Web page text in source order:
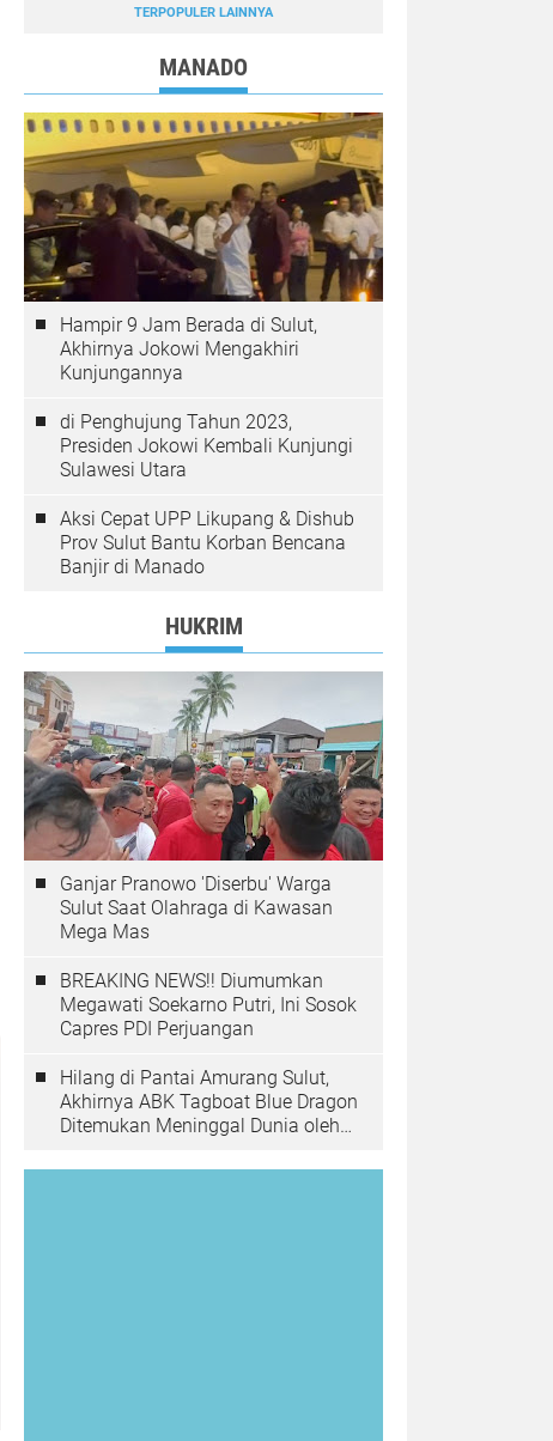
TERPOPULER LAINNYA
MANADO
Hampir 9 Jam Berada di Sulut,
Akhirnya Jokowi Mengakhiri
Kunjungannya
di Penghujung Tahun 2023,
Presiden Jokowi Kembali Kunjungi
Sulawesi Utara
Aksi Cepat UPP Likupang & Dishub
Prov Sulut Bantu Korban Bencana
Banjir di Manado
HUKRIM
Ganjar Pranowo 'Diserbu' Warga
Sulut Saat Olahraga di Kawasan
Mega Mas
BREAKING NEWS!! Diumumkan
Megawati Soekarno Putri, Ini Sosok
Capres PDI Perjuangan
Hilang di Pantai Amurang Sulut,
Akhirnya ABK Tagboat Blue Dragon
Ditemukan Meninggal Dunia oleh